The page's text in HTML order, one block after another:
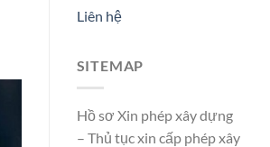
Liên hệ
SITEMAP
Hồ sơ Xin phép xây dựng
– Thủ tục xin cấp phép xây